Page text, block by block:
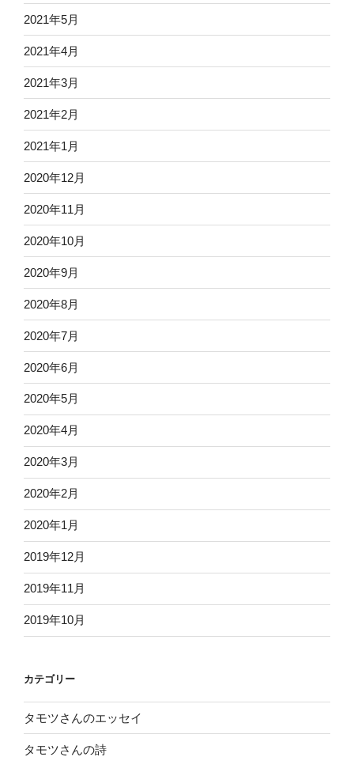
2021年5月
2021年4月
2021年3月
2021年2月
2021年1月
2020年12月
2020年11月
2020年10月
2020年9月
2020年8月
2020年7月
2020年6月
2020年5月
2020年4月
2020年3月
2020年2月
2020年1月
2019年12月
2019年11月
2019年10月
カテゴリー
タモツさんのエッセイ
タモツさんの詩